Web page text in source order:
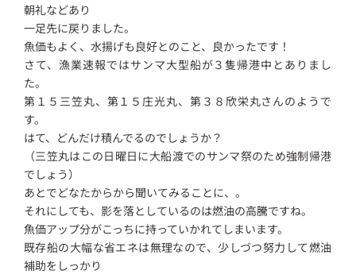
朝礼などあり
一足先に戻りました。
魚価もよく、水揚げも良好とのこと、良かったです！
さて、漁業速報ではサンマ大型船が３隻帰港中とありまし
た。
第１５三笠丸、第１５庄光丸、第３８欣栄丸さんのようで
す。
はて、どんだけ積んでるのでしょうか？
（三笠丸はこの日曜日に大船渡でのサンマ祭のため強制帰港
でしょう）
あとでどなたからから聞いてみることに、。
それにしても、影を落としているのは燃油の高騰ですね。
魚価アップ分がこっちに持っていかれてしまいます。
既存船の大幅な省エネは無理なので、少しづつ努力して燃油
補助をしっかり